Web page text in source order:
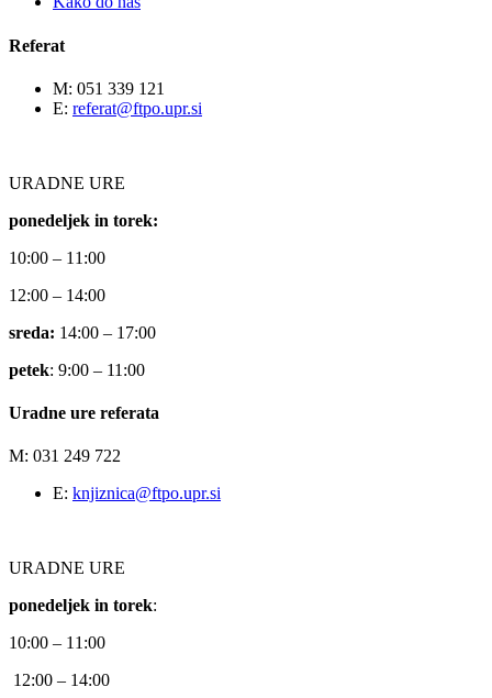
Referat
M: 051 339 121
E: referat@ftpo.upr.si
URADNE URE
ponedeljek in torek:
10:00 – 11:00
12:00 – 14:00
sreda: 14:00 – 17:00
petek: 9:00 – 11:00
Uradne ure referata
M: 031 249 722
E: knjiznica@ftpo.upr.si
URADNE URE
ponedeljek in torek:
10:00 – 11:00
12:00 – 14:00